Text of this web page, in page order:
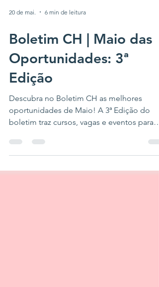
20 de mai. 6 min de leitura
Boletim CH | Maio das
Oportunidades: 3ª
Edição
Descubra no Boletim CH as melhores
oportunidades de Maio! A 3ª Edição do
boletim traz cursos, vagas e eventos para